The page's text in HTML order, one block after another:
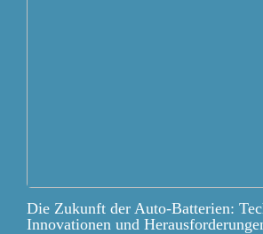
Die Zukunft der Auto-Batterien:
Innovationen und